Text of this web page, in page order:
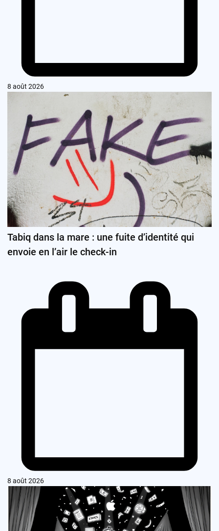
8 août 2026
Tabiq dans la mare : une fuite d’identité qui
envoie en l’air le check-in
8 août 2026